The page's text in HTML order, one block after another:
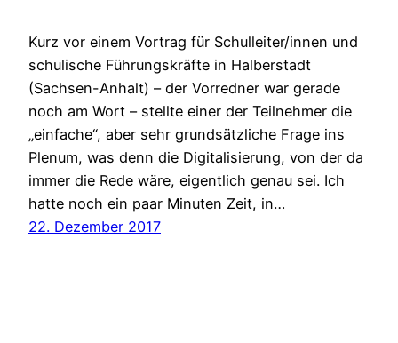
Kurz vor einem Vortrag für Schulleiter/innen und
schulische Führungskräfte in Halberstadt
(Sachsen-Anhalt) – der Vorredner war gerade
noch am Wort – stellte einer der Teilnehmer die
„einfache“, aber sehr grundsätzliche Frage ins
Plenum, was denn die Digitalisierung, von der da
immer die Rede wäre, eigentlich genau sei. Ich
hatte noch ein paar Minuten Zeit, in…
22. Dezember 2017